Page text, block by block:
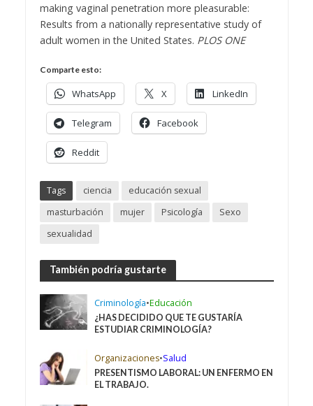
making vaginal penetration more pleasurable:
Results from a nationally representative study of
adult women in the United States. PLOS ONE
Comparte esto:
WhatsApp X LinkedIn
Telegram Facebook
Reddit
Tags ciencia
educación sexual
masturbación
mujer Psicología
Sexo
sexualidad
También podría gustarte
Criminología•Educación
¿HAS DECIDIDO QUE TE GUSTARÍA
ESTUDIAR CRIMINOLOGÍA?
Organizaciones•Salud
PRESENTISMO LABORAL: UN ENFERMO EN
EL TRABAJO.